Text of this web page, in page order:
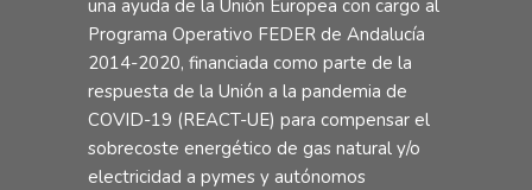
una ayuda de la Unión Europea con cargo al
Programa Operativo FEDER de Andalucía
2014-2020, financiada como parte de la
respuesta de la Unión a la pandemia de
COVID-19 (REACT-UE) para compensar el
sobrecoste energético de gas natural y/o
electricidad a pymes y autónomos